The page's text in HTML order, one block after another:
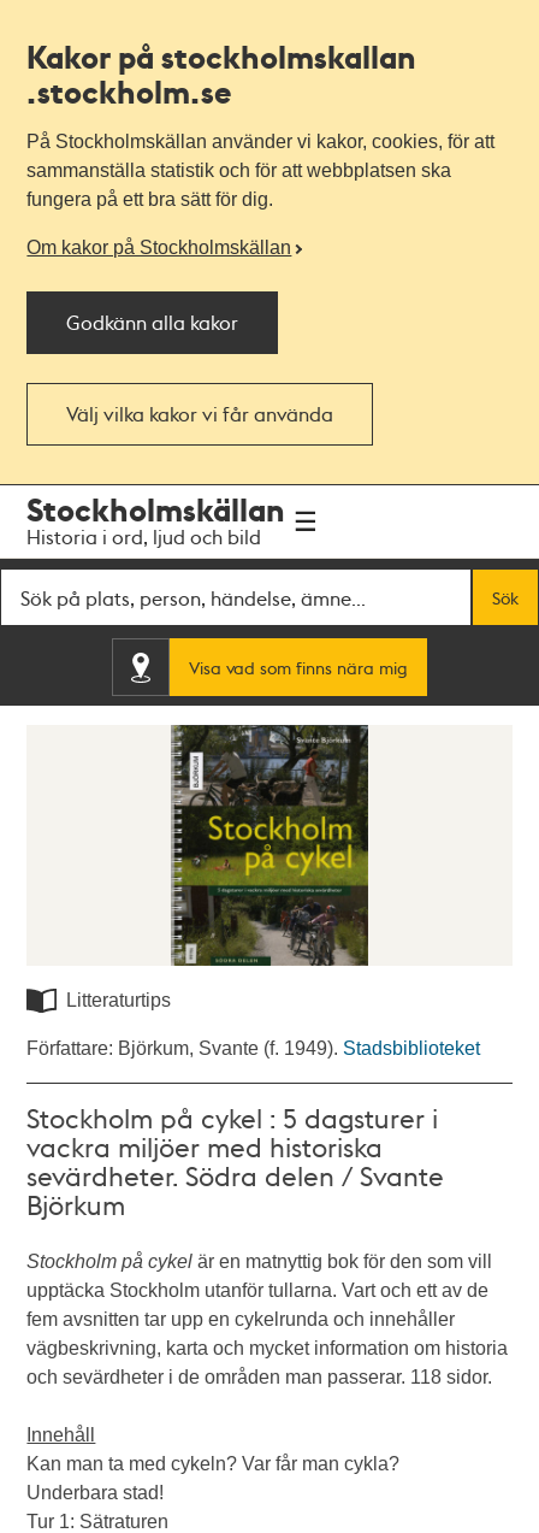
Kakor på stockholmskallan
.stockholm.se
På Stockholmskällan använder vi kakor, cookies, för att
sammanställa statistik och för att webbplatsen ska
fungera på ett bra sätt för dig.
Om kakor på Stockholmskällan
Godkänn alla kakor
Välj vilka kakor vi får använda
navigationen
huvudinnehållet
Stockholmskällan
Historia i ord, ljud och bild
Sök
Visa vad som finns nära mig
Litteraturtips
Författare: Björkum, Svante (f. 1949). Stadsbiblioteket
Stockholm på cykel : 5 dagsturer i
vackra miljöer med historiska
sevärdheter. Södra delen / Svante
Björkum
Stockholm på cykel är en matnyttig bok för den som vill
upptäcka Stockholm utanför tullarna. Vart och ett av de
fem avsnitten tar upp en cykelrunda och innehåller
vägbeskrivning, karta och mycket information om historia
och sevärdheter i de områden man passerar. 118 sidor.
Innehåll
Kan man ta med cykeln? Var får man cykla?
Underbara stad!
Tur 1: Sätraturen